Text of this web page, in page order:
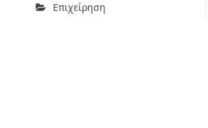
Επιχείρηση